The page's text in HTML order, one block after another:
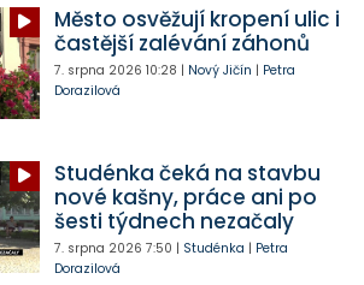
Město osvěžují kropení ulic i
častější zalévání záhonů
7. srpna 2026 10:28 | Nový Jičín | Petra
Dorazilová
Studénka čeká na stavbu
nové kašny, práce ani po
šesti týdnech nezačaly
7. srpna 2026 7:50 | Studénka | Petra
Dorazilová